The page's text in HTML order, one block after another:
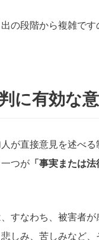
の段階から複雑で
に有効な
が直接意見を述べる
一つが 「事実または
すなわち、被害者
しみ、苦しみなど